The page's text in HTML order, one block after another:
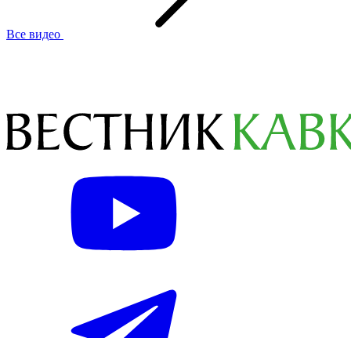
Все видео